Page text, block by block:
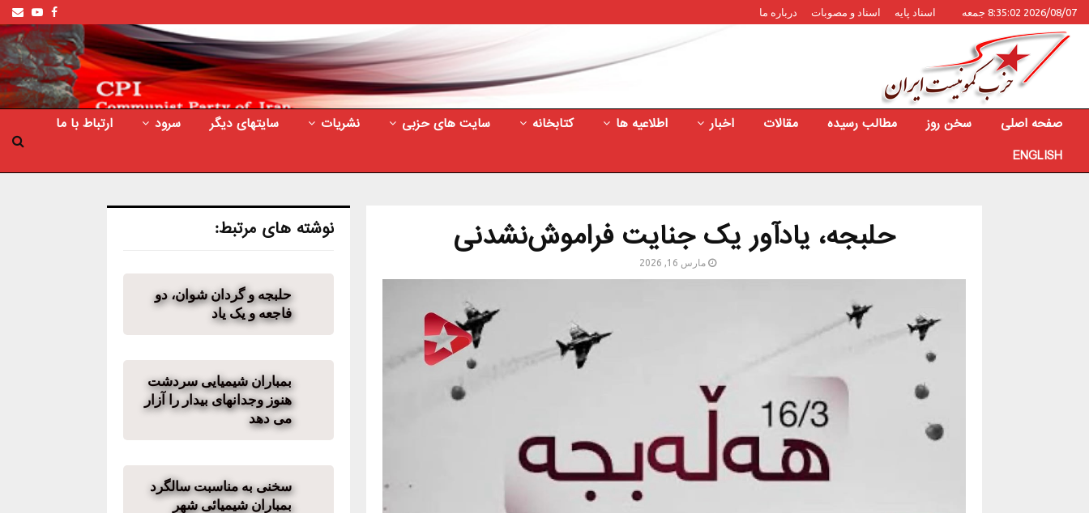
2026/08/07 8:35:02 جمعه اسناد پایه اسناد و مصوبات درباره ما Facebook
صفحه اصلی سخن روز مطالب رسیده مقالات اخبار اطلاعیه ها کتابخانه سایت های حزبی نشریات سایتهای دیگر سرود
ارتباط با ما
ENGLISH
حلبجه، یادآور یک جنایت فراموش‌نشدنی
مارس 16, 2026
نوشته های مرتبط:
حلبجه و گردان شوان، دو
فاجعه و یک یاد
بمباران شیمیایی سردشت
هنوز وجدانهای بیدار را آزار
می دهد
سخنی به مناسبت سالگرد
بمباران شیمیائی شهر